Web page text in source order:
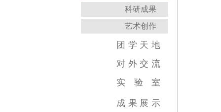
科研成果
艺术创作
团 学 天 地
对 外 交 流
实
验 室
国家示范中心
虚拟实践教育中心
传媒实验教学平台
虚拟仿真教学中心
跨学科综合训练中心
数字图像教育中心
成 果 展 示